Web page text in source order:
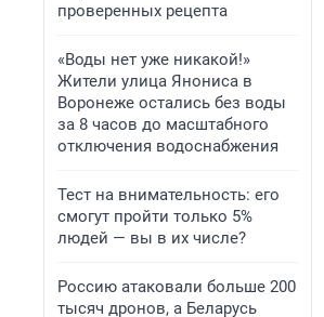
проверенных рецепта
«Воды нет уже никакой!»
Жители улица Янониса в
Воронеже остались без воды
за 8 часов до масштабного
отключения водоснабжения
Тест на внимательность: его
смогут пройти только 5%
людей — вы в их числе?
Россию атаковали больше 200
тысяч дронов, а Беларусь